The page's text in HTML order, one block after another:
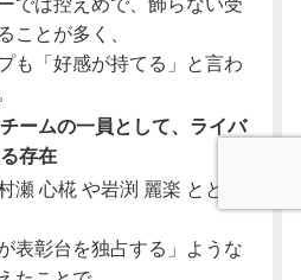
ことが多く、
も「好感が持てる」と言わ
ームの一員として、ライバ
存在
瀬 心椛 や岩渕 麗楽 ととも
表彰台を独占する」ような